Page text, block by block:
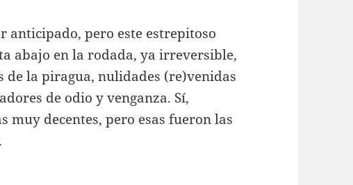
anticipado, pero este estrepitoso
abajo en la rodada, ya irreversible,
de la piragua, nulidades (re)venidas
de odio y venganza. Sí,
muy decentes, pero esas fueron las